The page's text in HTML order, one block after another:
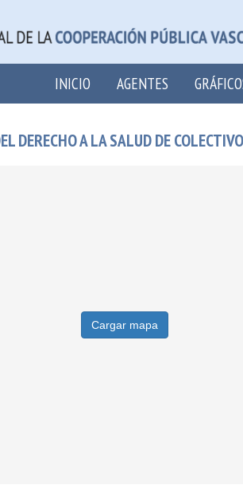
INICIO AGENTES
DERECHO A LA SALUD DE
Cargar mapa